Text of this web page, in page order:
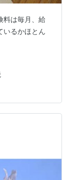
料は毎月、給
いるかほとん